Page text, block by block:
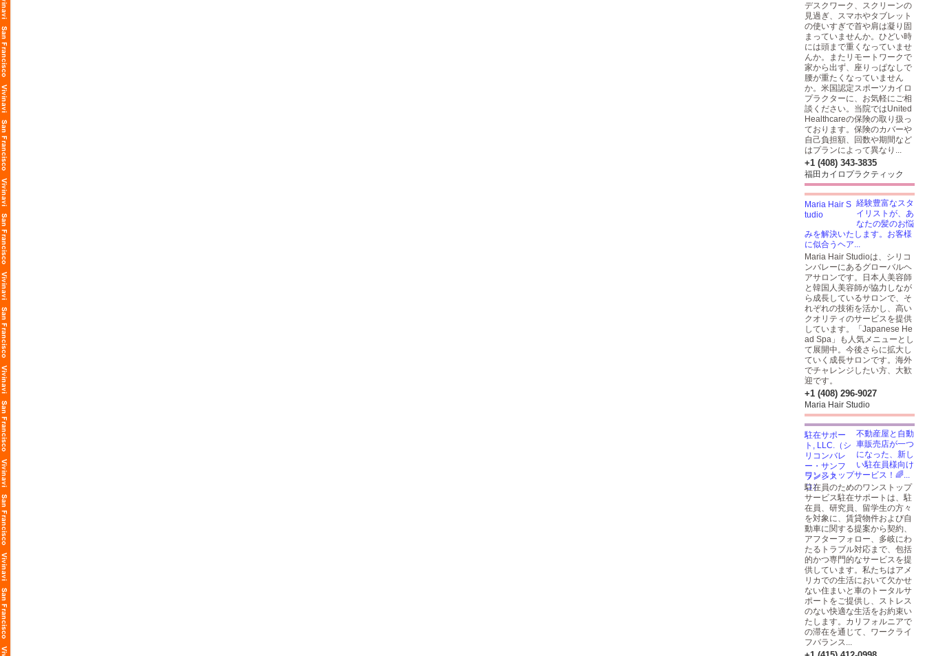
デスクワーク、スクリーンの
見過ぎ、スマホやタブレット
の使いすぎで首や肩は凝り固
まっていませんか。ひどい時
には頭まで重くなっていませ
んか。またリモートワークで
家から出ず、座りっぱなしで
腰が重たくなっていません
か。米国認定スポーツカイロ
プラクターに、お気軽にご相
談ください。当院ではUnited
Healthcareの保険の取り扱っ
ております。保険のカバーや
自己負担額、回数や期間など
はプランによって異なり...
+1 (408) 343-3835
福田カイロプラクティック
経験豊富なスタ
イリストが、あ
なたの髪のお悩
みを解決いたします。お客様
に似合うヘア...
Maria Hair Studioは、シリコ
ンバレーにあるグローバルヘ
アサロンです。日本人美容師
と韓国人美容師が協力しなが
ら成長しているサロンで、そ
れぞれの技術を活かし、高い
クオリティのサービスを提供
しています。「Japanese He
ad Spa」も人気メニューとし
て展開中。今後さらに拡大し
ていく成長サロンです。海外
でチャレンジしたい方、大歓
迎です。
+1 (408) 296-9027
Maria Hair Studio
不動産屋と自動
車販売店が一つ
になった、新し
い駐在員様向け
ワンストップサービス！🌈...
駐在員のためのワンストップ
サービス駐在サポートは、駐
在員、研究員、留学生の方々
を対象に、賃貸物件および自
動車に関する提案から契約、
アフターフォロー、多岐にわ
たるトラブル対応まで、包括
的かつ専門的なサービスを提
供しています。私たちはアメ
リカでの生活において欠かせ
ない住まいと車のトータルサ
ポートをご提供し、ストレス
のない快適な生活をお約束い
たします。カリフォルニアで
の滞在を通じて、ワークライ
フバランス...